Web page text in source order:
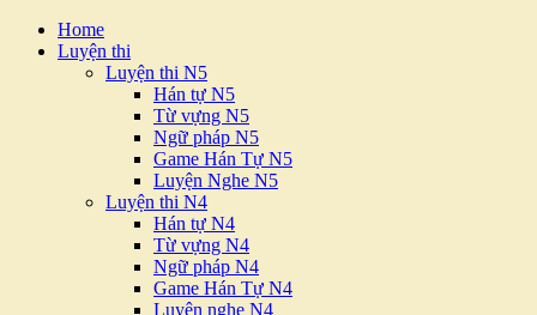
Home
Luyện thi
Luyện thi N5
Hán tự N5
Từ vựng N5
Ngữ pháp N5
Game Hán Tự N5
Luyện Nghe N5
Luyện thi N4
Hán tự N4
Từ vựng N4
Ngữ pháp N4
Game Hán Tự N4
Luyện nghe N4